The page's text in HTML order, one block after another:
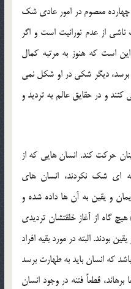
معصوم در امور عادی شك
از عدم نورانیت است و اگر
است كه هنوز به مرتبه كمال
برسد، دیگر شكی در او شکل نمی
و در حقایق عالم به تردید و
حركت كند. انسان هایی كه از
ای شك نكردند، انسان های
و یقین به آن ها داده شده و
گاه از آغاز خلقتشان تردیدی
بودند. البته در مورد بقیه افراد
که انسان باید به طهارت برسد
قطعاً فتنه در وجود انسان